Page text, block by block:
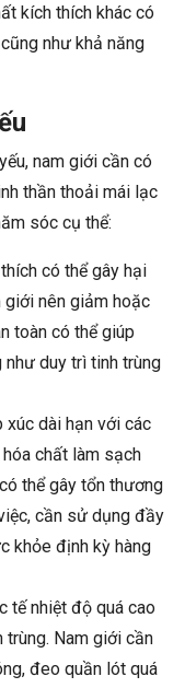
kích thích khác có
như khả năng
nam giới cần có
thần thoải mái lạc
sóc cụ thể:
có thể gây hại
giới nên giảm hoặc
toàn có thể giúp
duy trì tinh trùng
xúc dài hạn với các
chất làm sạch
thể gây tổn thương
cần sử dụng đầy
khỏe định kỳ hàng
tế nhiệt độ quá cao
Nam giới cần
đeo quần lót quá